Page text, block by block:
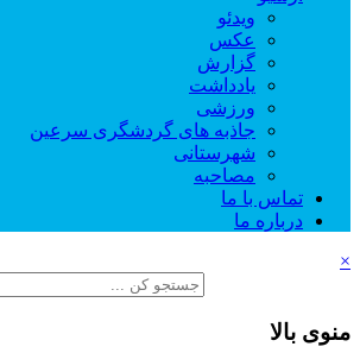
ویدئو
عکس
گزارش
یادداشت
ورزشی
جاذبه های گردشگری سرعین
شهرستانی
مصاحبه
تماس با ما
درباره ما
×
منوی بالا